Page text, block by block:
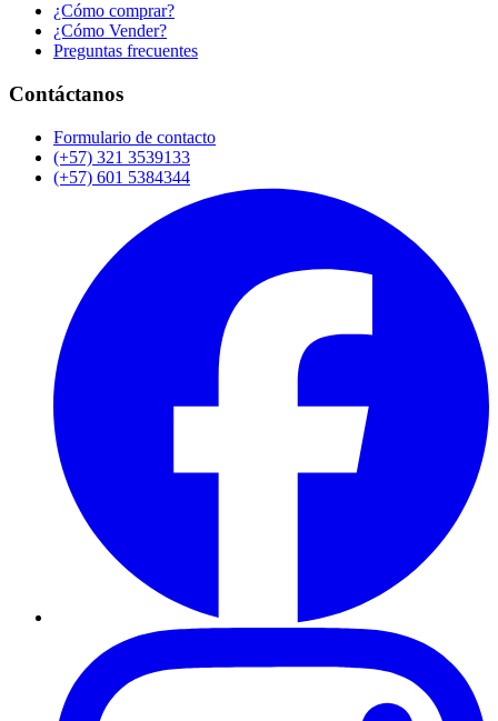
¿Cómo comprar?
¿Cómo Vender?
Preguntas frecuentes
Contáctanos
Formulario de contacto
(+57) 321 3539133
(+57) 601 5384344